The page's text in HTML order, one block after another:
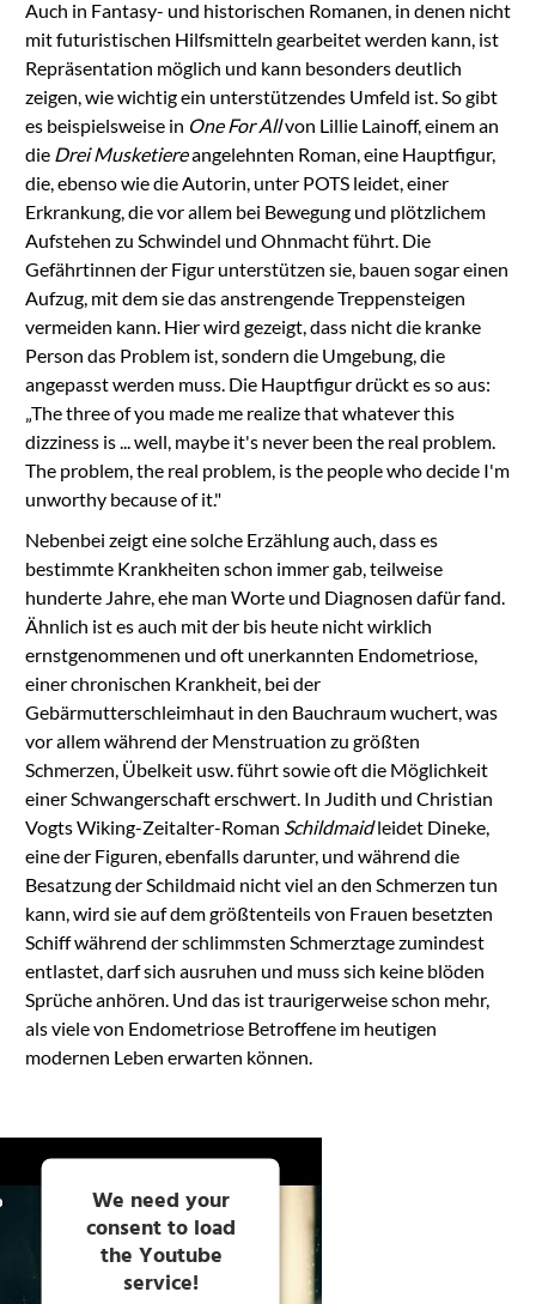
Auch in Fantasy- und historischen Romanen, in denen nicht
mit futuristischen Hilfsmitteln gearbeitet werden kann, ist
Repräsentation möglich und kann besonders deutlich
zeigen, wie wichtig ein unterstützendes Umfeld ist. So gibt
es beispielsweise in One For Allvon Lillie Lainoff, einem an
die Drei Musketiereangelehnten Roman, eine Hauptfigur,
die, ebenso wie die Autorin, unter POTS leidet, einer
Erkrankung, die vor allem bei Bewegung und plötzlichem
Aufstehen zu Schwindel und Ohnmacht führt. Die
Gefährtinnen der Figur unterstützen sie, bauen sogar einen
Aufzug, mit dem sie das anstrengende Treppensteigen
vermeiden kann. Hier wird gezeigt, dass nicht die kranke
Person das Problem ist, sondern die Umgebung, die
angepasst werden muss. Die Hauptfigur drückt es so aus:
„The three of you made me realize that whatever this
dizziness is ... well, maybe it's never been the real problem.
The problem, the real problem, is the people who decide I'm
unworthy because of it."
Nebenbei zeigt eine solche Erzählung auch, dass es
bestimmte Krankheiten schon immer gab, teilweise
hunderte Jahre, ehe man Worte und Diagnosen dafür fand.
Ähnlich ist es auch mit der bis heute nicht wirklich
ernstgenommenen und oft unerkannten Endometriose,
einer chronischen Krankheit, bei der
Gebärmutterschleimhaut in den Bauchraum wuchert, was
vor allem während der Menstruation zu größten
Schmerzen, Übelkeit usw. führt sowie oft die Möglichkeit
einer Schwangerschaft erschwert. In Judith und Christian
Vogts Wiking-Zeitalter-Roman Schildmaidleidet Dineke,
eine der Figuren, ebenfalls darunter, und während die
Besatzung der Schildmaid nicht viel an den Schmerzen tun
kann, wird sie auf dem größtenteils von Frauen besetzten
Schiff während der schlimmsten Schmerztage zumindest
entlastet, darf sich ausruhen und muss sich keine blöden
Sprüche anhören. Und das ist traurigerweise schon mehr,
als viele von Endometriose Betroffene im heutigen
modernen Leben erwarten können.
We need your
consent to load
the Youtube
service!